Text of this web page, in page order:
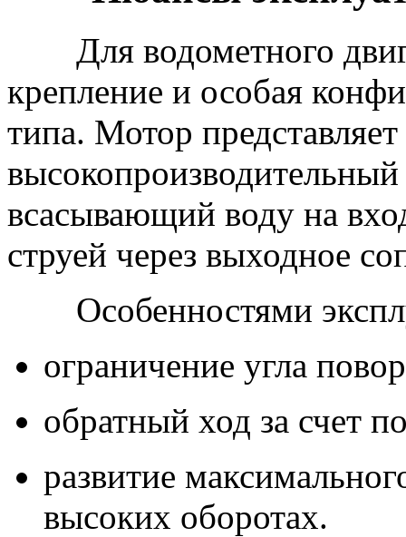
Для водометного
крепление и особая
типа. Мотор
всасывающий воду на
струей через выходное
Особенностями
ограничение угла
обратный ход за счет
развитие
высоких оборотах.